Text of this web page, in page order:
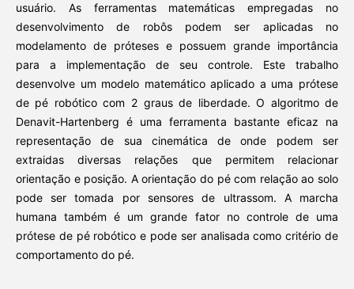
usuário. As ferramentas matemáticas empregadas no
desenvolvimento de robôs podem ser aplicadas no
modelamento de próteses e possuem grande importância
para a implementação de seu controle. Este trabalho
desenvolve um modelo matemático aplicado a uma prótese
de pé robótico com 2 graus de liberdade. O algoritmo de
Denavit-Hartenberg é uma ferramenta bastante eficaz na
representação de sua cinemática de onde podem ser
extraidas diversas relações que permitem relacionar
orientação e posição. A orientação do pé com relação ao solo
pode ser tomada por sensores de ultrassom. A marcha
humana também é um grande fator no controle de uma
prótese de pé robótico e pode ser analisada como critério de
comportamento do pé.